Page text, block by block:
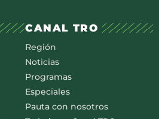
CANAL TRO
Región
Noticias
Programas
Especiales
Pauta con nosotros